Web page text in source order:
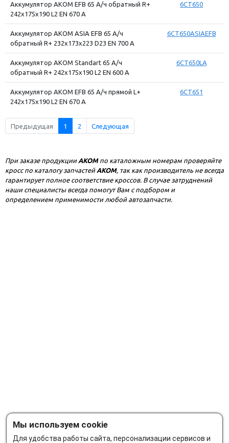
Аккумулятор АКОМ EFB 65 А/ч обратный R+
242x175x190 L2 EN 670 А
6CT650
Аккумулятор АКОМ ASIA EFB 65 А/ч
обратный R+ 232x173x223 D23 EN 700 А
6CT650ASIAEFB
Аккумулятор АКОМ Standart 65 А/ч
обратный R+ 242x175x190 L2 EN 600 А
6CT650LA
Аккумулятор АКОМ EFB 65 А/ч прямой L+
242x175x190 L2 EN 670 А
6CT651
Предыдущая 1 2 Следующая
При заказе продукции AKOMпо каталожным номерам проверяйте
кросс по каталогу запчастейAKOM, так как производитель не всегда
гарантирует полное соответствие кроссов. В случае затруднений
наши специалисты всегда помогут Вам с подбором и
определением применимости любой автозапчасти.
Мы используем cookie
Для удобства работы сайта, персонализации сервисов и